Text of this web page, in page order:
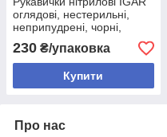
оглядові, нестерильні,
неприпудрені, чорні,
розмір L, 50 пар
230 ₴/упаковка
Купити
Про нас